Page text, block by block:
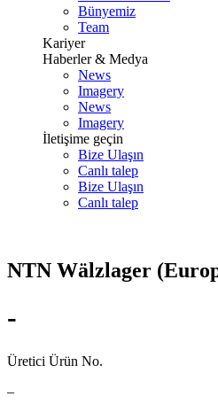
Bünyemiz
Team
Kariyer
Haberler & Medya
News
Imagery
News
Imagery
İletişime geçin
Bize Ulaşın
Canlı talep
Bize Ulaşın
Canlı talep
NTN Wälzlager
-
Üretici Ürün No.
–